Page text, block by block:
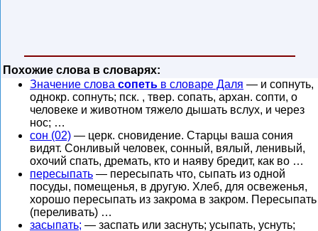
Похожие слова в словарях:
Значение слова сопеть в словаре Даля — и сопнуть,
однокр. сопнуть; пск. , твер. сопать, архан. сопти, о
человеке и животном тяжело дышать вслух, и через
нос; …
сон (02) — церк. сновидение. Старцы ваша сония
видят. Сонливый человек, сонный, вялый, ленивый,
охочий спать, дремать, кто и наяву бредит, как во …
пересыпать — пересыпать что, сыпать из одной
посуды, помещенья, в другую. Хлеб, для освеженья,
хорошо пересыпать из закрома в закром. Пересыпать
(переливать) …
засыпать; — заспать или заснуть; усыпать, уснуть;